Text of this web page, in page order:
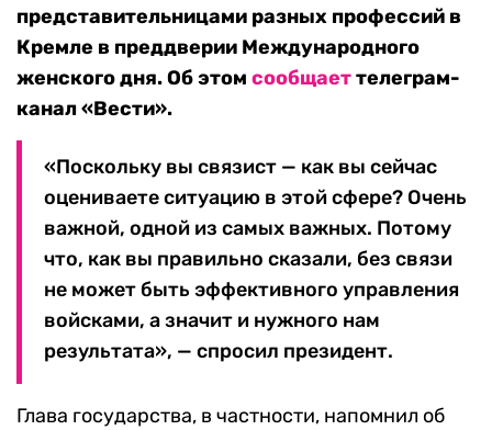
представительницами разных профессий в
Кремле в преддверии Международного
женского дня. Об этом сообщаеттелеграм-
канал «Вести».
«Поскольку вы связист — как вы сейчас
оцениваете ситуацию в этой сфере? Очень
важной, одной из самых важных. Потому
что, как вы правильно сказали, без связи
не может быть эффективного управления
войсками, а значит и нужного нам
результата», — спросил президент.
Глава государства, в частности, напомнил об